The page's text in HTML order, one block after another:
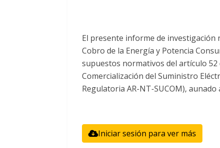
El presente informe de investigación
Cobro de la Energía y Potencia
supuestos normativos del artículo 52
Comercialización del Suministro
Regulatoria AR-NT-SUCOM),
Iniciar sesión para ver más